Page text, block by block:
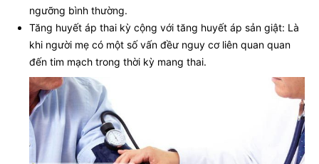
ngưỡng bình thường.
Tăng huyết áp thai kỳ cộng với tăng huyết áp sản giật: Là
khi người mẹ có một số vấn đềư nguy cơ liên quan quan
đến tim mạch trong thời kỳ mang thai.